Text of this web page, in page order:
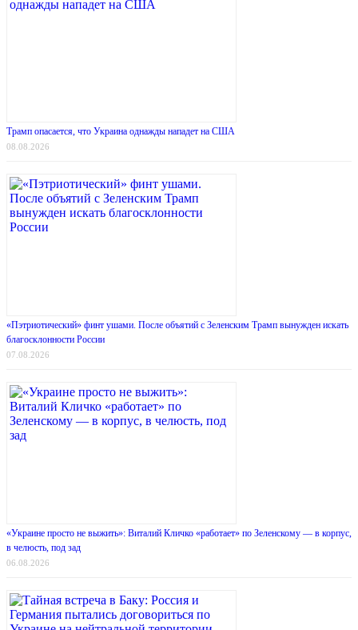
Трамп опасается, что Украина однажды нападет на США
08.08.2026
«Пэтриотический» финт ушами. После объятий с Зеленским Трамп вынужден искать
благосклонности России
07.08.2026
«Украине просто не выжить»: Виталий Кличко «работает» по Зеленскому — в корпус,
в челюсть, под зад
06.08.2026